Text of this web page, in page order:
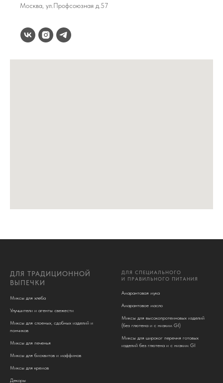
Москва, ул.Профсоюзная д.57
ДЛЯ ТРАДИЦИОННОЙ
ВЫПЕЧКИ
Миксы для хлеба
Улучшители и агенты свежести
Миксы для слоеных, сдобных изделий и
пончиков
Миксы для печенья
Миксы для бисквитов и маффинов
Миксы для кремов
Декоры
ДЛЯ СПЕЦИАЛЬНОГО
И ПРАВИЛЬНОГО ПИТАНИЯ
Амарантовая мука
Амарантовое масло
Миксы для высокопротеиновых изделий
(без глютена и c низким GI)
Миксы для широког перечня готовых
изделий без глютена и с низким GI